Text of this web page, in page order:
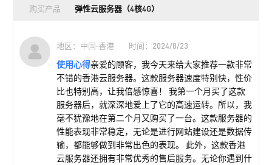
购买产品 弹性云服务器（4核4G）
地区：中国·香港 时间：2024/8/23
使用心得亲爱的顾客，我今天来给大家推荐一款非常
不错的香港云服务器。这款服务器速度特别快，性价
比也特别高，让我倍感惊喜！ 我第一个月买了这款
服务器后，就深深地爱上了它的高速运转。所以，我
毫不犹豫地在第二个月又购买了一台。这款服务器的
性能表现非常稳定，无论是进行网站建设还是数据传
输，都能够做到非常出色的表现。 此外，这款香港
云服务器还拥有非常优秀的售后服务。无论你遇到什